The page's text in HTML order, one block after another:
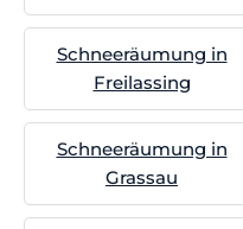
Schneeräumung in
Freilassing
Schneeräumung in
Grassau